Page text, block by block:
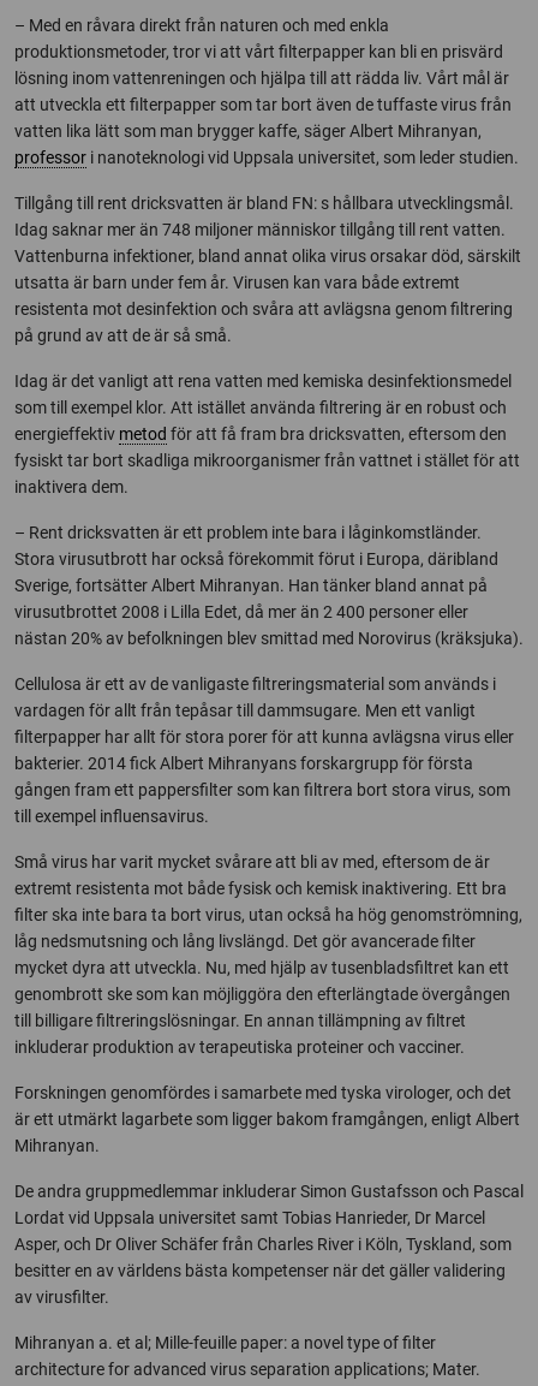
– Med en råvara direkt från naturen och med enkla
produktionsmetoder, tror vi att vårt filterpapper kan bli en prisvärd
lösning inom vattenreningen och hjälpa till att rädda liv. Vårt mål är
att utveckla ett filterpapper som tar bort även de tuffaste virus från
vatten lika lätt som man brygger kaffe, säger Albert Mihranyan,
professor i nanoteknologi vid Uppsala universitet, som leder studien.
Tillgång till rent dricksvatten är bland FN: s hållbara utvecklingsmål.
Idag saknar mer än 748 miljoner människor tillgång till rent vatten.
Vattenburna infektioner, bland annat olika virus orsakar död, särskilt
utsatta är barn under fem år. Virusen kan vara både extremt
resistenta mot desinfektion och svåra att avlägsna genom filtrering
på grund av att de är så små.
Idag är det vanligt att rena vatten med kemiska desinfektionsmedel
som till exempel klor. Att istället använda filtrering är en robust och
energieffektiv metod för att få fram bra dricksvatten, eftersom den
fysiskt tar bort skadliga mikroorganismer från vattnet i stället för att
inaktivera dem.
– Rent dricksvatten är ett problem inte bara i låginkomstländer.
Stora virusutbrott har också förekommit förut i Europa, däribland
Sverige, fortsätter Albert Mihranyan. Han tänker bland annat på
virusutbrottet 2008 i Lilla Edet, då mer än 2 400 personer eller
nästan 20% av befolkningen blev smittad med Norovirus (kräksjuka).
Cellulosa är ett av de vanligaste filtreringsmaterial som används i
vardagen för allt från tepåsar till dammsugare. Men ett vanligt
filterpapper har allt för stora porer för att kunna avlägsna virus eller
bakterier. 2014 fick Albert Mihranyans forskargrupp för första
gången fram ett pappersfilter som kan filtrera bort stora virus, som
till exempel influensavirus.
Små virus har varit mycket svårare att bli av med, eftersom de är
extremt resistenta mot både fysisk och kemisk inaktivering. Ett bra
filter ska inte bara ta bort virus, utan också ha hög genomströmning,
låg nedsmutsning och lång livslängd. Det gör avancerade filter
mycket dyra att utveckla. Nu, med hjälp av tusenbladsfiltret kan ett
genombrott ske som kan möjliggöra den efterlängtade övergången
till billigare filtreringslösningar. En annan tillämpning av filtret
inkluderar produktion av terapeutiska proteiner och vacciner.
Forskningen genomfördes i samarbete med tyska virologer, och det
är ett utmärkt lagarbete som ligger bakom framgången, enligt Albert
Mihranyan.
De andra gruppmedlemmar inkluderar Simon Gustafsson och Pascal
Lordat vid Uppsala universitet samt Tobias Hanrieder, Dr Marcel
Asper, och Dr Oliver Schäfer från Charles River i Köln, Tyskland, som
besitter en av världens bästa kompetenser när det gäller validering
av virusfilter.
Mihranyan a. et al; Mille-feuille paper: a novel type of filter
architecture for advanced virus separation applications; Mater.